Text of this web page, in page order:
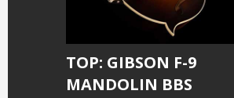
TOP: GIBSON F-9
MANDOLIN BBS